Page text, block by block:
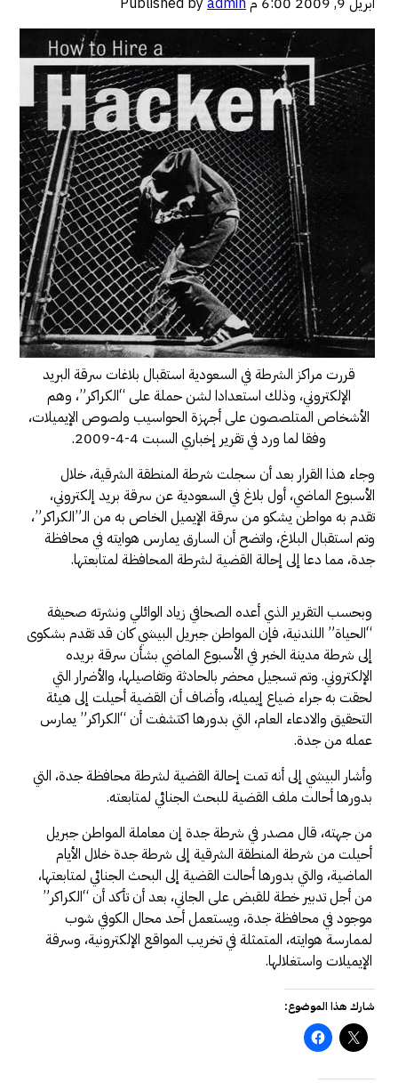
قررت مراكز الشرطة في السعودية استقبال بلاغات سرقة البريد
الإلكتروني، وذلك استعدادا لشن حملة على “الكراكر”، وهم
الأشخاص المتلصصون على أجهزة الحواسيب ولصوص الإيميلات،
وفقا لما ورد في تقرير إخباري السبت 4-4-2009.
وجاء هذا القرار بعد أن سجلت شرطة المنطقة الشرقية، خلال
الأسبوع الماضي، أول بلاغ في السعودية عن سرقة بريد إلكتروني،
تقدم به مواطن يشكو من سرقة الإيميل الخاص به من الـ”الكراكر”،
وتم استقبال البلاغ، واتضح أن السارق يمارس هوايته في محافظة
جدة، مما دعا إلى إحالة القضية لشرطة المحافظة لمتابعتها.
وبحسب التقرير الذي أعده الصحافي زياد الوائلي ونشرته صحيفة
“الحياة” اللندنية، فإن المواطن جبريل البيشي كان قد تقدم بشكوى
إلى شرطة مدينة الخبر في الأسبوع الماضي بشأن سرقة بريده
الإلكتروني. وتم تسجيل محضر بالحادثة وتفاصيلها، والأضرار التي
لحقت به جراء ضياع إيميله، وأضاف أن القضية أحيلت إلى هيئة
التحقيق والادعاء العام، التي بدورها اكتشفت أن “الكراكر” يمارس
عمله من جدة.
وأشار البيشي إلى أنه تمت إحالة القضية لشرطة محافظة جدة، التي
بدورها أحالت ملف القضية للبحث الجنائي لمتابعته.
من جهته، قال مصدر في شرطة جدة إن معاملة المواطن جبريل
أحيلت من شرطة المنطقة الشرقية إلى شرطة جدة خلال الأيام
الماضية، والتي بدورها أحالت القضية إلى البحث الجنائي لمتابعتها،
من أجل تدبير خطة للقبض على الجاني، بعد أن تأكد أن “الكراكر”
موجود في محافظة جدة، ويستعمل أحد محال الكوفي شوب
لممارسة هوايته، المتمثلة في تخريب المواقع الإلكترونية، وسرقة
الإيميلات واستغلالها.
شارك هذا الموضوع: